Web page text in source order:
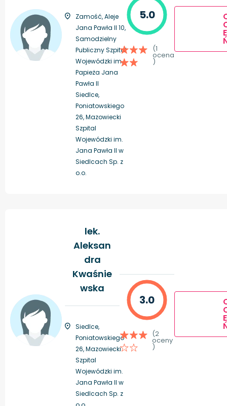
Zamość, Aleje
Jana Pawła II 10,
Samodzielny
Publiczny Szpital
Wojewódzki im.
Papieża Jana
Pawła II
Siedlce,
Poniatowskiego
26, Mazowiecki
Szpital
Wojewódzki im.
Jana Pawła II w
Siedlcach Sp. z
o.o.
5.0
(1
ocena
)
E
lek.
Aleksan
dra
Kwaśnie
wska
Siedlce,
Poniatowskiego
26, Mazowiecki
Szpital
Wojewódzki im.
Jana Pawła II w
Siedlcach Sp. z
3.0
(2
oceny
)
E